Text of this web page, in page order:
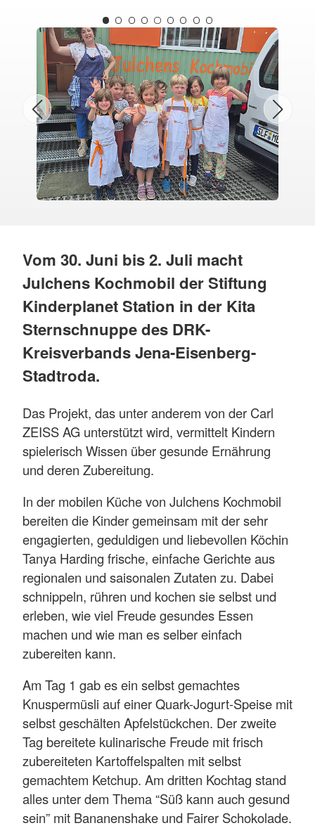
Vom 30. Juni bis 2. Juli macht
Julchens Kochmobil der Stiftung
Kinderplanet Station in der Kita
Sternschnuppe des DRK-
Kreisverbands Jena-Eisenberg-
Stadtroda.
Das Projekt, das unter anderem von der Carl
ZEISS AG unterstützt wird, vermittelt Kindern
spielerisch Wissen über gesunde Ernährung
und deren Zubereitung.
In der mobilen Küche von Julchens Kochmobil
bereiten die Kinder gemeinsam mit der sehr
engagierten, geduldigen und liebevollen Köchin
Tanya Harding frische, einfache Gerichte aus
regionalen und saisonalen Zutaten zu. Dabei
schnippeln, rühren und kochen sie selbst und
erleben, wie viel Freude gesundes Essen
machen und wie man es selber einfach
zubereiten kann.
Am Tag 1 gab es ein selbst gemachtes
Knuspermüsli auf einer Quark-Jogurt-Speise mit
selbst geschälten Apfelstückchen. Der zweite
Tag bereitete kulinarische Freude mit frisch
zubereiteten Kartoffelspalten mit selbst
gemachtem Ketchup. Am dritten Kochtag stand
alles unter dem Thema “Süß kann auch gesund
sein” mit Bananenshake und Fairer Schokolade.